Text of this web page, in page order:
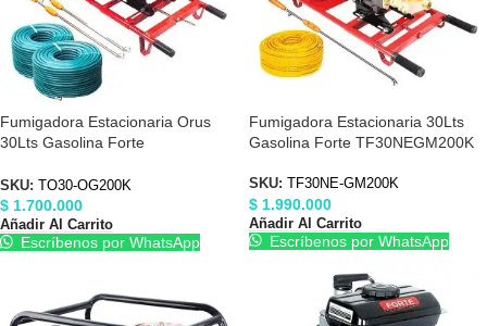
Fumigadora Estacionaria Orus
30Lts Gasolina Forte
SKU: TO30-OG200K
$ 1.700.000
Añadir Al Carrito
Escríbenos por WhatsApp
Fumigadora Estacionaria 30Lts
Gasolina Forte TF30NEGM200K
SKU: TF30NE-GM200K
$ 1.990.000
Añadir Al Carrito
Escríbenos por WhatsApp